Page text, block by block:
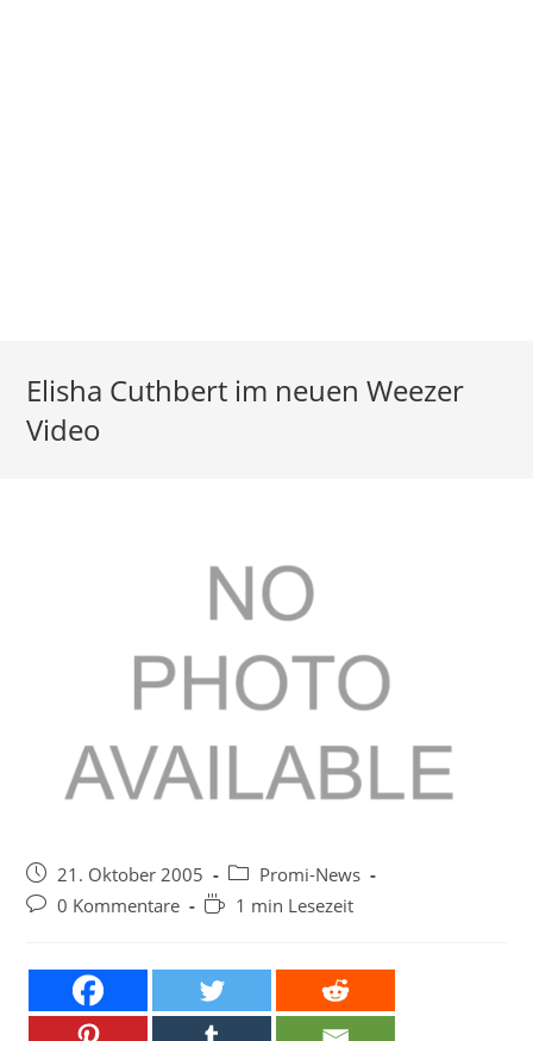
Elisha Cuthbert im neuen Weezer
Video
Beitrag
veröffentlicht:
21. Oktober 2005
Beitrags-
Kategorie:
Promi-News
Beitrags-
0 Kommentare Lesedauer:
1 min Lesezeit